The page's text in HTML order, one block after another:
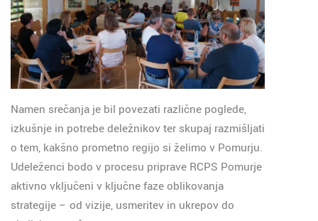
Namen srečanja je bil povezati različne poglede,
izkušnje in potrebe deležnikov ter skupaj razmišljati
o tem, kakšno prometno regijo si želimo v Pomurju.
Udeleženci bodo v procesu priprave RCPS Pomurje
aktivno vključeni v ključne faze oblikovanja
strategije – od vizije, usmeritev in ukrepov do